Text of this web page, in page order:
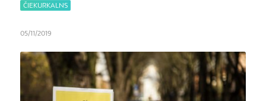
ČIEKURKALNS
05/11/2019